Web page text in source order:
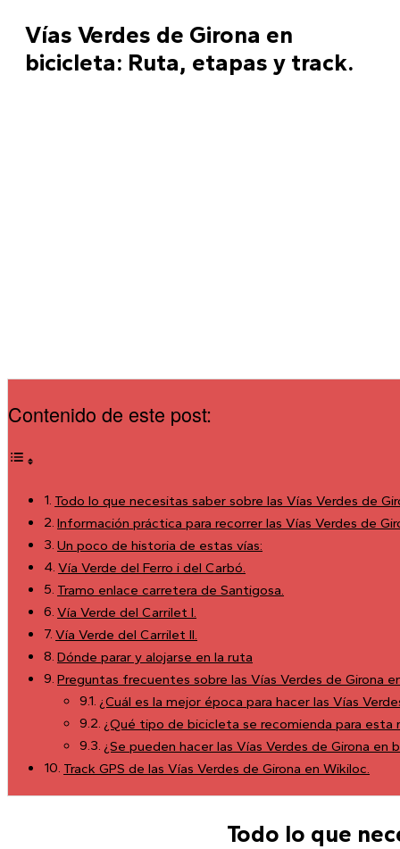
Vías Verdes de Girona en
bicicleta: Ruta, etapas y track.
Contenido de este post:
Todo lo que necesitas saber sobre las Vías Verdes de
Información práctica para recorrer las Vías Verdes de
Un poco de historia de estas vías:
Vía Verde del Ferro i del Carbó.
Tramo enlace carretera de Santigosa.
Vía Verde del Carrilet I.
Vía Verde del Carrilet II.
Dónde parar y alojarse en la ruta
Preguntas frecuentes sobre las Vías Verdes de Girona
¿Cuál es la mejor época para hacer las Vías
¿Qué tipo de bicicleta se recomienda para esta
¿Se pueden hacer las Vías Verdes de Girona en
Track GPS de las Vías Verdes de Girona en Wikiloc.
Todo lo que